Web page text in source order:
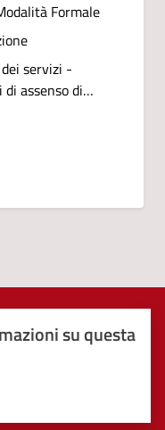
Formale
servizi -
assenso di
L.R. 12/2017
su questa